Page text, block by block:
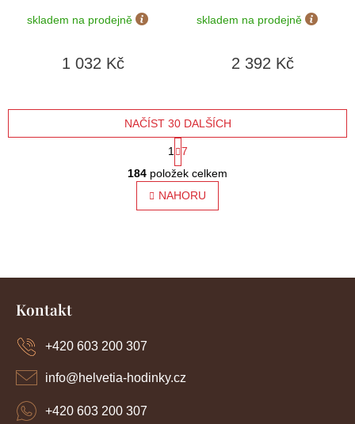
skladem na prodejně
1 032 Kč
skladem na prodejně
2 392 Kč
O
v
l
á
ý
NAČÍST 30 DALŠÍCH
S
t
r
k
n
1
7
184 položek celkem
NAHORU
Z
Kontakt
info@helvetia-hodinky.cz
+420 603 200 307
+420 603 200 307